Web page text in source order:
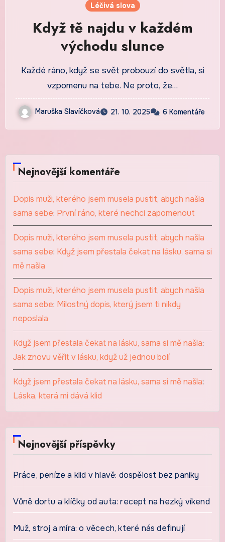
Léčivá slova
Když tě najdu v každém
východu slunce
Každé ráno, když se svět probouzí do světla, si
vzpomenu na tebe. Ne proto, že…
Maruška Slavíčková 21. 10. 2025 6 Komentáře
Nejnovější komentáře
Dopis muži, kterého jsem musela pustit, abych našla
sama sebe: První ráno, které nechci zapomenout
Dopis muži, kterého jsem musela pustit, abych našla
sama sebe: Když jsem přestala čekat na lásku, sama si
mě našla
Dopis muži, kterého jsem musela pustit, abych našla
sama sebe: Milostný dopis, který jsem ti nikdy
neposlala
Když jsem přestala čekat na lásku, sama si mě našla:
Jak znovu věřit v lásku, když už jednou bolí
Když jsem přestala čekat na lásku, sama si mě našla:
Láska, která mi dává klid
Nejnovější příspěvky
Práce, peníze a klid v hlavě: dospělost bez paniky
Vůně dortu a klíčky od auta: recept na hezký víkend
Muž, stroj a míra: o věcech, které nás definují